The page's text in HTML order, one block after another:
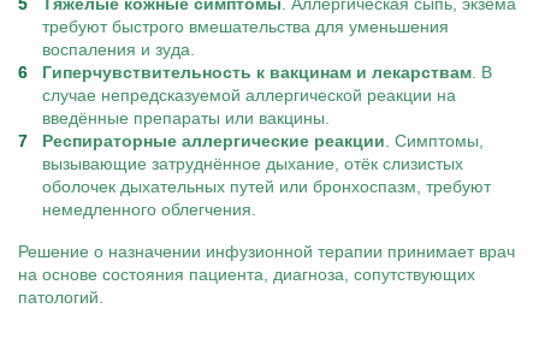
требуют быстрого вмешательства для уменьшения
воспаления и зуда.
Гиперчувствительность к вакцинам и лекарствам . В
случае непредсказуемой аллергической реакции на
введённые препараты или вакцины.
Респираторные аллергические реакции . Симптомы,
вызывающие затруднённое дыхание, отёк слизистых
оболочек дыхательных путей или бронхоспазм, требуют
немедленного облегчения.
Решение о назначении инфузионной терапии принимает врач
на основе состояния пациента, диагноза, сопутствующих
патологий.